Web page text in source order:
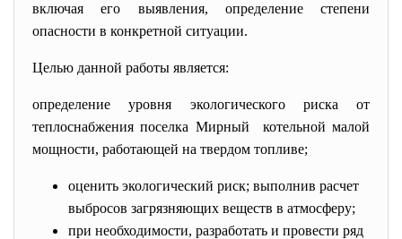
включая его выявления, определение степени
опасности в конкретной ситуации.
Целью данной работы является:
определение уровня экологического риска от
теплоснабжения поселка Мирный котельной малой
мощности, работающей на твердом топливе;
оценить экологический риск; выполнив расчет
выбросов загрязняющих веществ в атмосферу;
при необходимости, разработать и провести ряд